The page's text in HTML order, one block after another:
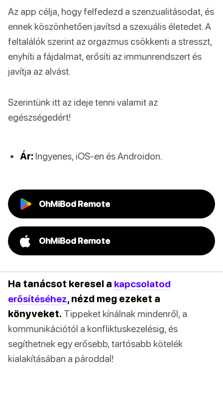
Az app célja, hogy felfedezd a szenzualitásodat, és
ennek köszönhetően javítsd a szexuális életedet. A
feltalálók szerint az orgazmus csökkenti a stresszt,
enyhíti a fájdalmat, erősíti az immunrendszert és
javítja az alvást.
Szerintünk itt az ideje tenni valamit az
egészségedért!
Ár: Ingyenes, iOS-en és Androidon.
OhMiBod Remote
OhMiBod Remote
Ha tanácsot keresel a kapcsolatod
erősítéséhez, nézd meg ezeket a
könyveket. Tippeket kínálnak mindenről, a
kommunikációtól a konfliktuskezelésig, és
segíthetnek egy erősebb, tartósabb kötelék
kialakításában a pároddal!